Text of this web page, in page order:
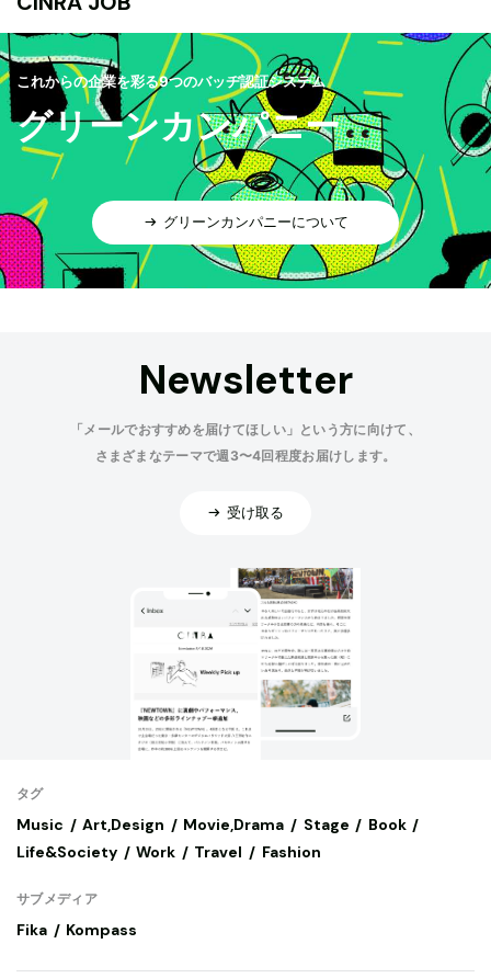
これからの企業を彩る9つのバッヂ認証システム
グリーンカンパニー
グリーンカンパニーについて
Newsletter
「メールでおすすめを届けてほしい」という方に向けて、
さまざまなテーマで週3〜4回程度お届けします。
受け取る
タグ
Music Art,Design Movie,Drama Stage
Book
Life&Society
Work Travel Fashion
サブメディア
Fika Kompass